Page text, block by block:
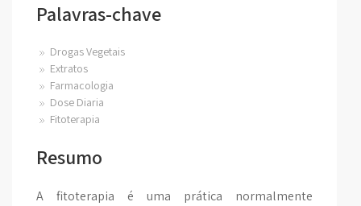
Palavras-chave
Drogas Vegetais
Extratos
Farmacologia
Dose Diaria
Fitoterapia
Resumo
A fitoterapia é uma prática normalmente